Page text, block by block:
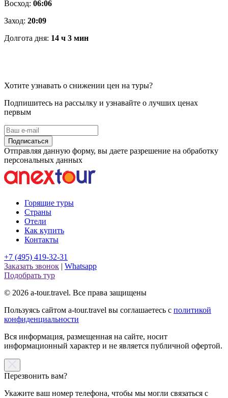
Восход: 06:06
Заход: 20:09
Долгота дня: 14 ч 3 мин
Хотите узнавать о снижении цен на туры?
Подпишитесь на рассылку и узнавайте о лучших ценах
первым
Подписаться
Отправляя данную форму, вы даете разрешение на обработку
персональных данных
Горящие туры
Страны
Отели
Как купить
Контакты
+7 (495) 419-32-31
Заказать звонок | Whatsapp
Подобрать тур
© 2026 a-tour.travel. Все права защищены
Пользуясь сайтом a-tour.travel вы соглашаетесь с политикой
конфиденциальности
Вся информация, размещенная на сайте, носит
информационный характер и не является публичной офертой.
Перезвонить вам?
Укажите ваш номер телефона, чтобы мы могли связаться с